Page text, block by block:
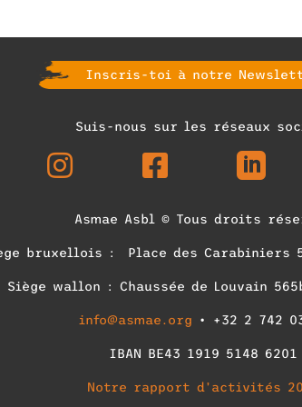
Inscris-toi à notre
Suis-nous sur les réseaux
  
Asmae Asbl © Tous droits
bruxellois : Place des Carabiniers
Siège wallon : Chaussée de Louvain
info@asmae.org • +32 2 742
IBAN BE43 1919 5148 6201
Notre rapport d’activités